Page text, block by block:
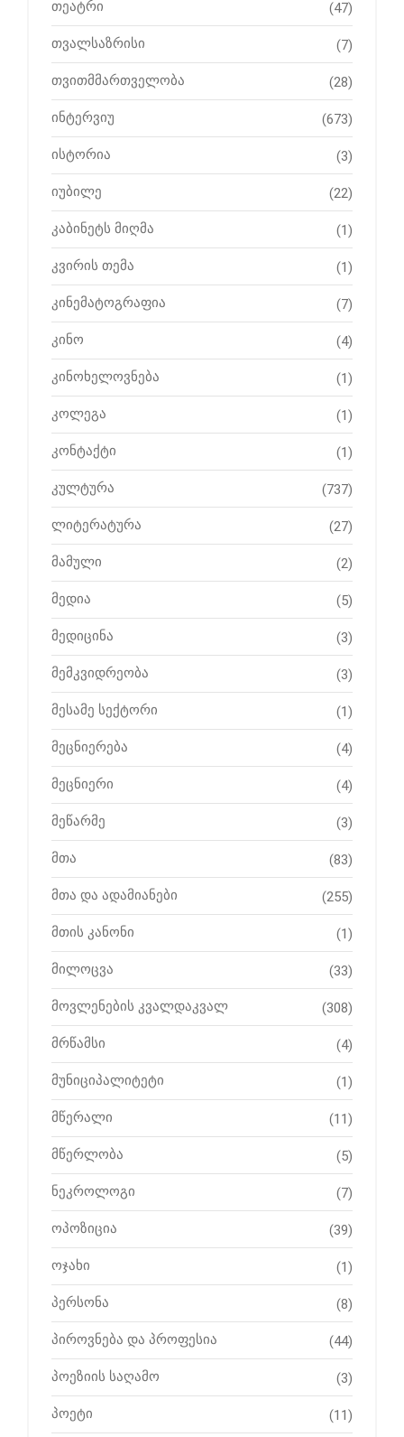
თეატრი (47)
თვალსაზრისი (7)
თვითმმართველობა (28)
ინტერვიუ (673)
ისტორია (3)
იუბილე (22)
კაბინეტს მიღმა (1)
კვირის თემა (1)
კინემატოგრაფია (7)
კინო (4)
კინოხელოვნება (1)
კოლეგა (1)
კონტაქტი (1)
კულტურა (737)
ლიტერატურა (27)
მამული (2)
მედია (5)
მედიცინა (3)
მემკვიდრეობა (3)
მესამე სექტორი (1)
მეცნიერება (4)
მეცნიერი (4)
მეწარმე (3)
მთა (83)
მთა და ადამიანები (255)
მთის კანონი (1)
მილოცვა (33)
მოვლენების კვალდაკვალ (308)
მრწამსი (4)
მუნიციპალიტეტი (1)
მწერალი (11)
მწერლობა (5)
ნეკროლოგი (7)
ოპოზიცია (39)
ოჯახი (1)
პერსონა (8)
პიროვნება და პროფესია (44)
პოეზიის საღამო (3)
პოეტი (11)